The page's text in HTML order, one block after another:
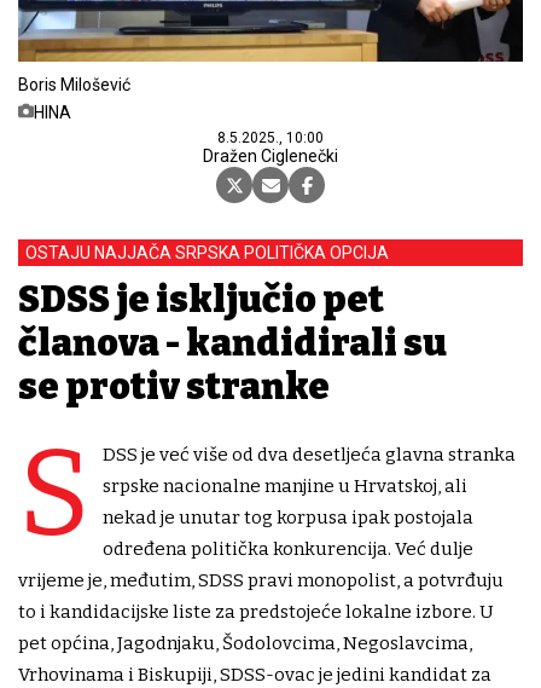
Boris Milošević
HINA
8.5.2025., 10:00
Dražen Ciglenečki
OSTAJU NAJJAČA SRPSKA POLITIČKA OPCIJA
SDSS je isključio pet
članova - kandidirali su
se protiv stranke
S
DSS je već više od dva desetljeća glavna stranka
srpske nacionalne manjine u Hrvatskoj, ali
nekad je unutar tog korpusa ipak postojala
određena politička konkurencija. Već dulje
vrijeme je, međutim, SDSS pravi monopolist, a potvrđuju
to i kandidacijske liste za predstojeće lokalne izbore. U
pet općina, Jagodnjaku, Šodolovcima, Negoslavcima,
Vrhovinama i Biskupiji, SDSS-ovac je jedini kandidat za